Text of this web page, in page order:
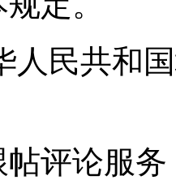
人民共和
评论服